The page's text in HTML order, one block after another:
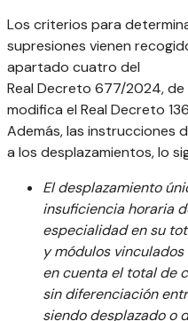
Los criterios para
supresiones vienen
apartado cuatro del
Real Decreto 677/2024, de
modifica el Real Decreto
Además, las instrucciones
a los desplazamientos, lo
El desplazamiento
insuficiencia horaria
especialidad en su
y módulos
en cuenta el total de
sin diferenciación
siendo desplazado o